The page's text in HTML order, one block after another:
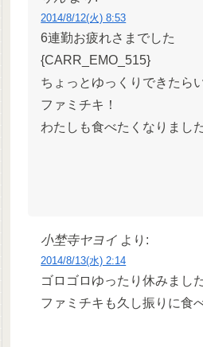
2014/8/12(火) 8:53
6連勤お疲れさまでした
{CARR_EMO_515}
ちょっとゆっくりできたら
ファミチキ！
わたしも食べたくなりまし
小埜寺ヤヨイ より:
2014/8/13(水) 2:14
ゴロゴロゆったり休みました
ファミチキも久し振りに食